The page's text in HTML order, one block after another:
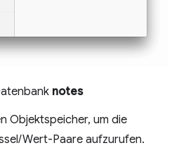
notes
Objektspeicher, um die
Wert-Paare aufzurufen.